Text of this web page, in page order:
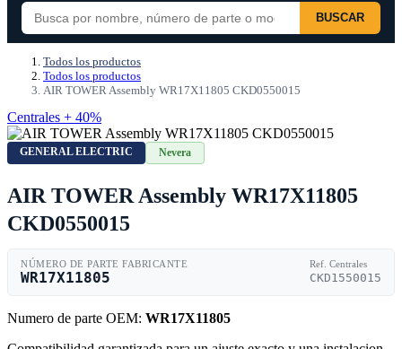
BUSCAR
Todos los productos
Todos los productos
AIR TOWER Assembly WR17X11805 CKD0550015
Centrales + 40%
GENERAL ELECTRIC Nevera
AIR TOWER Assembly WR17X11805
CKD0550015
NÚMERO DE PARTE FABRICANTE
WR17X11805
Ref. Centrales
CKD1550015
Numero de parte OEM: WR17X11805